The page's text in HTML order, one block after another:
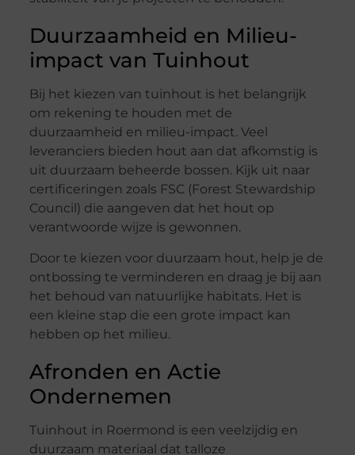
Duurzaamheid en Milieu-
impact van Tuinhout
Bij het kiezen van tuinhout is het belangrijk
om rekening te houden met de
duurzaamheid en milieu-impact. Veel
leveranciers bieden hout aan dat afkomstig is
uit duurzaam beheerde bossen. Kijk uit naar
certificeringen zoals FSC (Forest Stewardship
Council) die aangeven dat het hout op
verantwoorde wijze is gewonnen.
Door te kiezen voor duurzaam hout, help je de
ontbossing te verminderen en draag je bij aan
het behoud van natuurlijke habitats. Het is
een kleine stap die een grote impact kan
hebben op het milieu.
Afronden en Actie
Ondernemen
Tuinhout in Roermond is een veelzijdig en
duurzaam materiaal dat talloze